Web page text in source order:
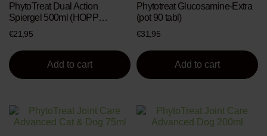
PhytoTreat Dual Action
Spiergel 500ml (HOPP
Spiergel)
€21,95
Add to cart
Phytotreat Glucosamine-Extra
(pot 90 tabl)
€31,95
Add to cart